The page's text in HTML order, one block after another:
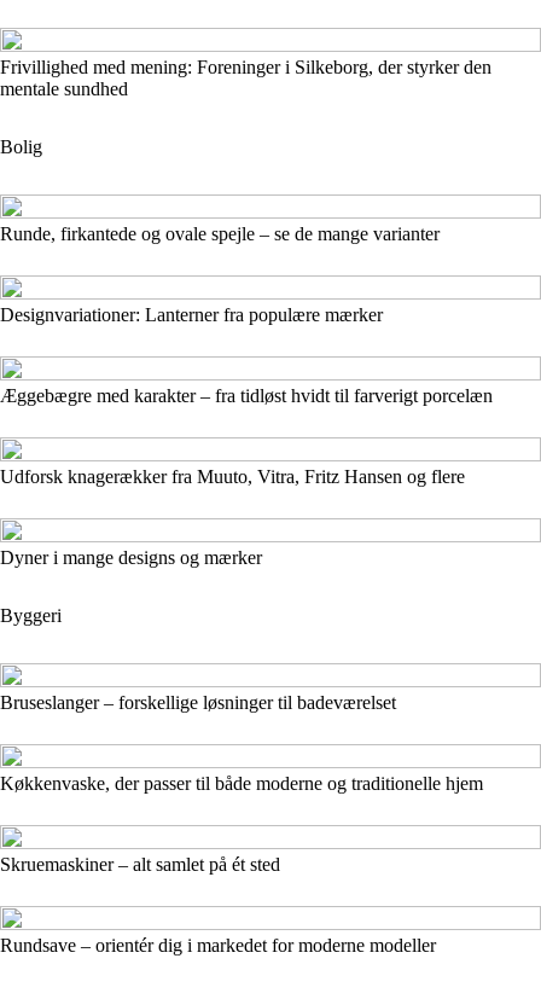
Frivillighed med mening: Foreninger i Silkeborg, der styrker den
mentale sundhed
Bolig
Runde, firkantede og ovale spejle – se de mange varianter
Designvariationer: Lanterner fra populære mærker
Æggebægre med karakter – fra tidløst hvidt til farverigt porcelæn
Udforsk knagerækker fra Muuto, Vitra, Fritz Hansen og flere
Dyner i mange designs og mærker
Byggeri
Bruseslanger – forskellige løsninger til badeværelset
Køkkenvaske, der passer til både moderne og traditionelle hjem
Skruemaskiner – alt samlet på ét sted
Rundsave – orientér dig i markedet for moderne modeller